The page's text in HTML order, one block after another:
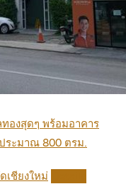
องสุดๆ พร้อมอาคาร
ระมาณ 800 ตรม.
เชียงใหม่